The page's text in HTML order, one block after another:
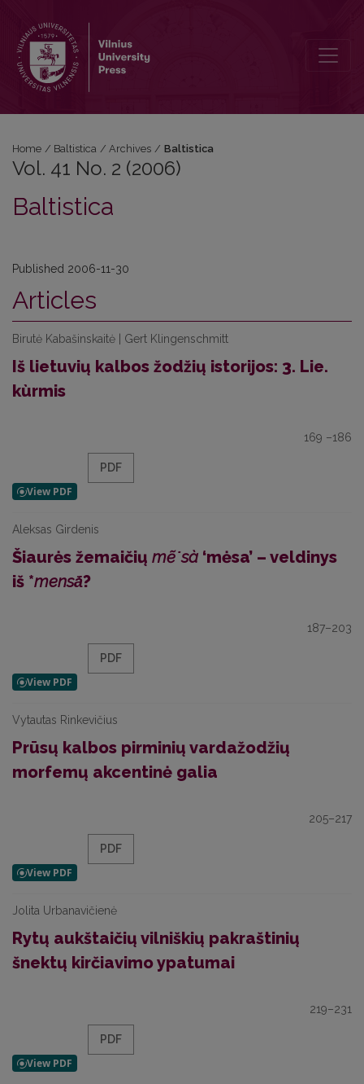
Home / Baltistica / Archives / Baltistica
Vol. 41 No. 2 (2006)
Baltistica
Published 2006-11-30
Articles
Birutė Kabašinskaitė | Gert Klingenschmitt
Iš lietuvių kalbos žodžių istorijos: 3. Lie.
kùrmis
169 –186
PDF
Aleksas Girdenis
Šiaurės žemaičių mẽ˙sà ‘mėsa’ – veldinys
iš *mensā́?
187–203
PDF
Vytautas Rinkevičius
Prūsų kalbos pirminių vardažodžių
morfemų akcentinė galia
205–217
PDF
Jolita Urbanavičienė
Rytų aukštaičių vilniškių pakraštinių
šnektų kirčiavimo ypatumai
219–231
PDF